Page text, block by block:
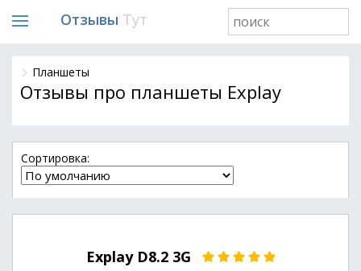
Отзывы Тут
Планшеты
Отзывы про планшеты Explay
Cортировка:
Explay D8.2 3G